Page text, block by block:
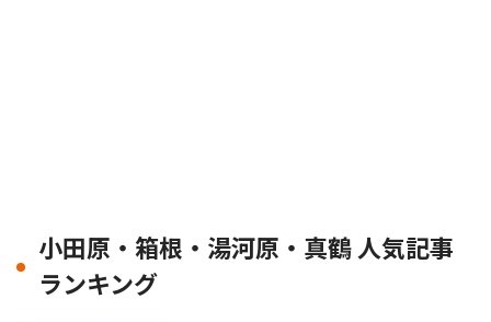
小田原・箱根・湯河原・真鶴 人気記事
ランキング